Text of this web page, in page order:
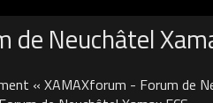
de Neuchâtel
« XAMAXforum - Forum de